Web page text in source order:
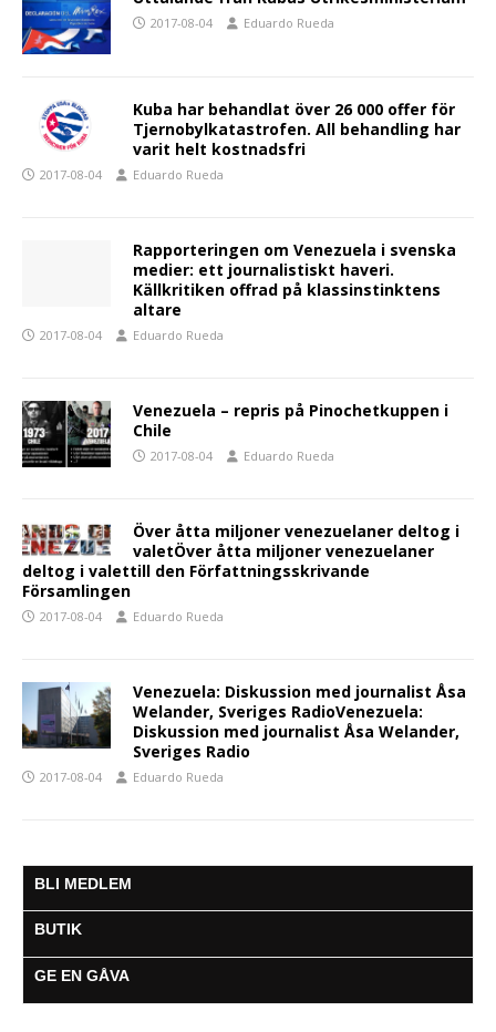
2017-08-04 Eduardo Rueda
Kuba har behandlat över 26 000 offer för
Tjernobylkatastrofen. All behandling har
varit helt kostnadsfri
2017-08-04 Eduardo Rueda
Rapporteringen om Venezuela i svenska
medier: ett journalistiskt haveri.
Källkritiken offrad på klassinstinktens
altare
2017-08-04 Eduardo Rueda
Venezuela – repris på Pinochetkuppen i
Chile
2017-08-04 Eduardo Rueda
Över åtta miljoner venezuelaner deltog i
valetÖver åtta miljoner venezuelaner
deltog i valettill den Författningsskrivande
Församlingen
2017-08-04 Eduardo Rueda
Venezuela: Diskussion med journalist Åsa
Welander, Sveriges RadioVenezuela:
Diskussion med journalist Åsa Welander,
Sveriges Radio
2017-08-04 Eduardo Rueda
BLI MEDLEM
BUTIK
GE EN GÅVA